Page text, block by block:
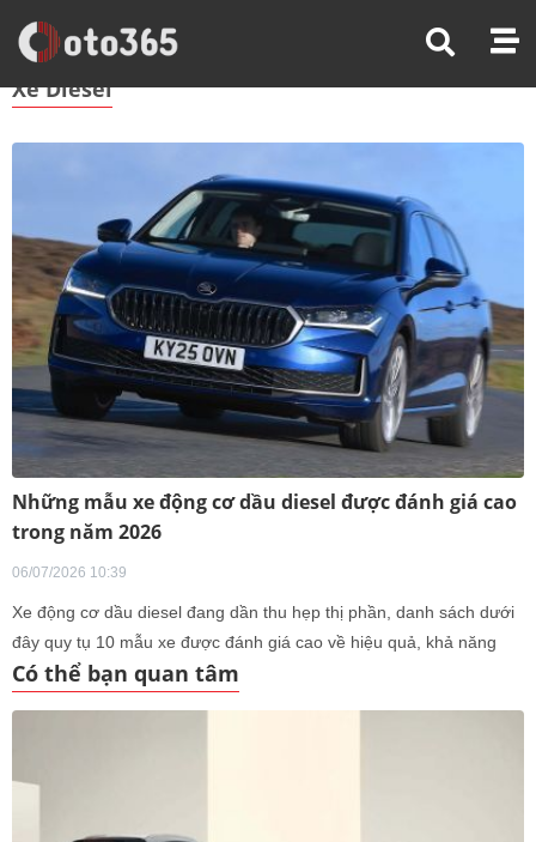
Trang Chủ Xe Diesel
Xe Diesel
Những mẫu xe động cơ dầu diesel được đánh giá cao
trong năm 2026
06/07/2026 10:39
Xe động cơ dầu diesel đang dần thu hẹp thị phần, danh sách dưới
đây quy tụ 10 mẫu xe được đánh giá cao về hiệu quả, khả năng
vận hành và tính thực dụng.
Có thể bạn quan tâm